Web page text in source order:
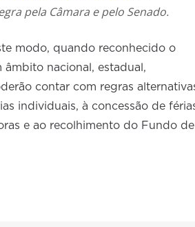
pela Câmara e pelo Senado.
modo, quando reconhecido o
nacional, estadual,
contar com regras
individuais, à concessão de
e ao recolhimento do Fundo de